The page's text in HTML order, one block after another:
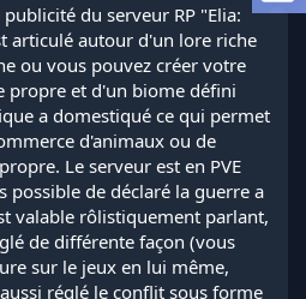
du serveur RP "Elia:
articulé autour d'un lore riche
ou vous pouvez créer votre
propre et d'un biome défini
a domestiqué ce qui permet
d'animaux ou de
Le serveur est en PVE
possible de déclaré la guerre a
valable rôlistiquement parlant,
de différente façon (vous
sur le jeux en lui même,
réglé le conflit sous forme